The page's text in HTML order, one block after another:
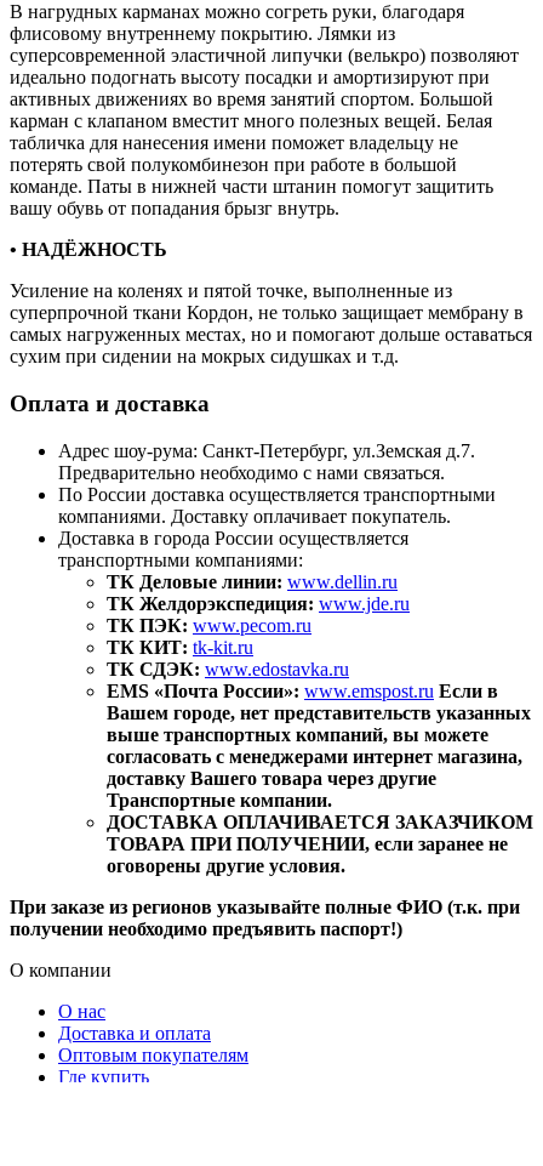
В нагрудных карманах можно согреть руки, благодаря
флисовому внутреннему покрытию. Лямки из
суперсовременной эластичной липучки (велькро) позволяют
идеально подогнать высоту посадки и амортизируют при
активных движениях во время занятий спортом. Большой
карман с клапаном вместит много полезных вещей. Белая
табличка для нанесения имени поможет владельцу не
потерять свой полукомбинезон при работе в большой
команде. Паты в нижней части штанин помогут защитить
вашу обувь от попадания брызг внутрь.
• НАДЁЖНОСТЬ
Усиление на коленях и пятой точке, выполненные из
суперпрочной ткани Кордон, не только защищает мембрану в
самых нагруженных местах, но и помогают дольше оставаться
сухим при сидении на мокрых сидушках и т.д.
Оплата и доставка
Адрес шоу-рума: Санкт-Петербург, ул.Земская д.7.
Предварительно необходимо с нами связаться.
По России доставка осуществляется транспортными
компаниями. Доставку оплачивает покупатель.
Доставка в города России осуществляется
транспортными компаниями:
ТК Деловые линии: www.dellin.ru
ТК Желдорэкспедиция: www.jde.ru
ТК ПЭК: www.pecom.ru
ТК КИТ: tk-kit.ru
ТК СДЭК: www.edostavka.ru
EMS «Почта России»: www.emspost.ru Если в
Вашем городе, нет представительств указанных
выше транспортных компаний, вы можете
согласовать с менеджерами интернет магазина,
доставку Вашего товара через другие
Транспортные компании.
ДОСТАВКА ОПЛАЧИВАЕТСЯ ЗАКАЗЧИКОМ
ТОВАРА ПРИ ПОЛУЧЕНИИ, если заранее не
оговорены другие условия.
При заказе из регионов указывайте полные ФИО (т.к. при
получении необходимо предъявить паспорт!)
О компании
О нас
Доставка и оплата
Оптовым покупателям
Где купить